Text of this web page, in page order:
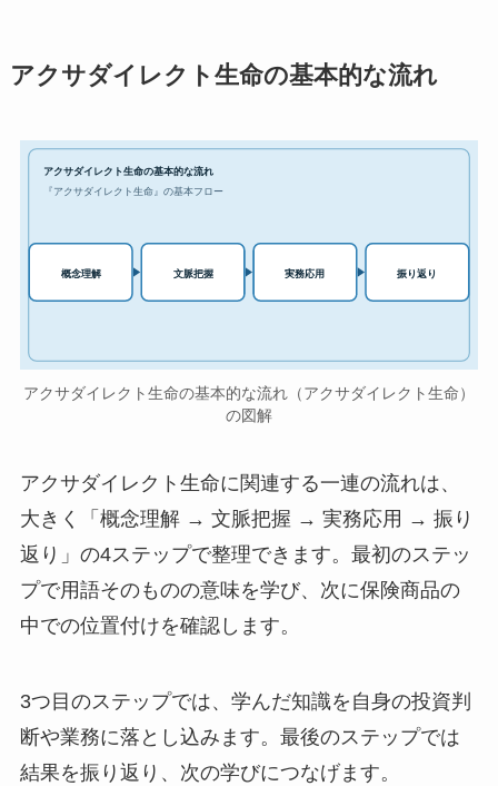
アクサダイレクト生命の基本的な流れ
アクサダイレクト生命の基本的な流れ
『アクサダイレクト生命』の基本フロー
概念理解 文脈把握 実務応用 振り返り
アクサダイレクト生命の基本的な流れ（アクサダイレクト生命）
の図解
アクサダイレクト生命に関連する一連の流れは、
大きく「概念理解 → 文脈把握 → 実務応用 → 振り
返り」の4ステップで整理できます。最初のステッ
プで用語そのものの意味を学び、次に保険商品の
中での位置付けを確認します。
3つ目のステップでは、学んだ知識を自身の投資判
断や業務に落とし込みます。最後のステップでは
結果を振り返り、次の学びにつなげます。